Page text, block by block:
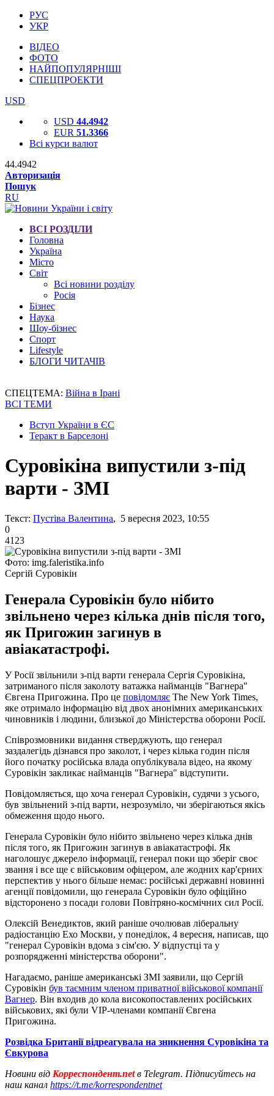
РУС
УКР
ВІДЕО
ФОТО
НАЙПОПУЛЯРНІШІ
СПЕЦПРОЕКТИ
USD
USD 44.4942
EUR 51.3366
Всі курси валют
44.4942
Авторизація
Пошук
RU
ВСІ РОЗДІЛИ
Головна
Україна
Місто
Світ
Всі новини розділу
Росія
Бізнес
Наука
Шоу-бізнес
Спорт
Lifestyle
БЛОГИ ЧИТАЧІВ
СПЕЦТЕМА: Війна в Ірані
ВСІ ТЕМИ
Вступ України в ЄС
Теракт в Барселоні
Суровікіна випустили з-під
варти - ЗМІ
Текст: Пустіва Валентина, 5 вересня 2023, 10:55
0
4123
Фото: img.faleristika.info
Сергій Суровікін
Генерала Суровікін було нібито
звільнено через кілька днів після того,
як Пригожин загинув в
авіакатастрофі.
У Росії звільнили з-під варти генерала Сергія Суровікіна,
затриманого після заколоту ватажка найманців "Вагнера"
Євгена Пригожина. Про це повідомляє The New York Times,
яке отримало інформацію від двох анонімних американських
чиновників і людини, близької до Міністерства оборони Росії.
Співрозмовники видання стверджують, що генерал
заздалегідь дізнався про заколот, і через кілька годин після
його початку російська влада опублікувала відео, на якому
Суровікін закликає найманців "Вагнера" відступити.
Повідомляється, що хоча генерал Суровікін, судячи з усього,
був звільнений з-під варти, незрозуміло, чи зберігаються якісь
обмеження щодо нього.
Генерала Суровікін було нібито звільнено через кілька днів
після того, як Пригожин загинув в авіакатастрофі. Як
наголошує джерело інформації, генерал поки що зберіг своє
звання і все ще є військовим офіцером, але жодних кар'єрних
перспектив у нього більше немає: російські державні новинні
агенції повідомили, що генерала Суровікін було офіційно
відсторонено з посади голови Повітряно-космічних сил Росії.
Олексій Венедиктов, який раніше очолював ліберальну
радіостанцію Ехо Москви, у понеділок, 4 вересня, написав, що
"генерал Суровікін вдома з сім'єю. У відпустці та у
розпорядженні міністерства оборони".
Нагадаємо, раніше американські ЗМІ заявили, що Сергій
Суровікін був таємним членом приватної військової компанії
Вагнер. Він входив до кола високопоставлених російських
військових, які були VIP-членами компанії Євгена
Пригожина.
Розвідка Британії відреагувала на зникнення Суровікіна та
Євкурова
Новини від Корреспондент.netв Telegram. Підписуйтесь на
наш канал https://t.me/korrespondentnet